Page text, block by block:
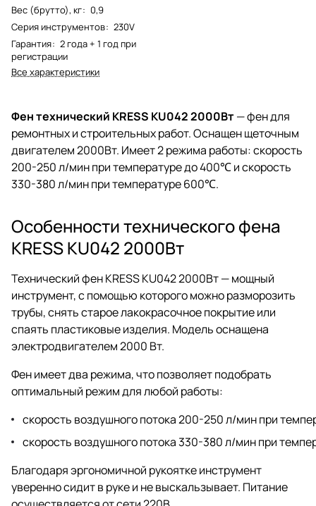
Вес (брутто), кг: 0,9
Серия инструментов: 230V
Гарантия: 2 года + 1 год при
регистрации
Все характеристики
Фен технический KRESS KU042 2000Вт— фен для
ремонтных и строительных работ. Оснащен щеточным
двигателем 2000Вт. Имеет 2 режима работы: скорость
200-250 л/мин при температуре до 400℃ и скорость
330-380 л/мин при температуре 600℃.
Особенности технического фена
KRESS KU042 2000Вт
Технический фен KRESS KU042 2000Вт — мощный
инструмент, с помощью которого можно разморозить
трубы, снять старое лакокрасочное покрытие или
спаять пластиковые изделия. Модель оснащена
электродвигателем 2000 Вт.
Фен имеет два режима, что позволяет подобрать
оптимальный режим для любой работы:
скорость воздушного потока 200-250 л/мин при
скорость воздушного потока 330-380 л/мин при
Благодаря эргономичной рукоятке инструмент
уверенно сидит в руке и не выскальзывает. Питание